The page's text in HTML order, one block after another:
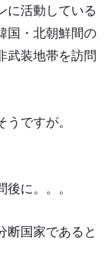
に活動している
国・北朝鮮間の
武装地帯を訪問
ですが。
に。。。
断国家であると